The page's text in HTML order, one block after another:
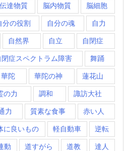
達物質 脳内物質 脳細胞
分の役割 自分の魂 自力
自然界 自立 自閉症
閉症スペクトラム障害 舞踊
華陀 華陀の神 蓮花山
の力 調和 諏訪大社
力 質素な食事 赤い人
に良いもの 軽自動車 逆転
動 道すがら 道教 達人